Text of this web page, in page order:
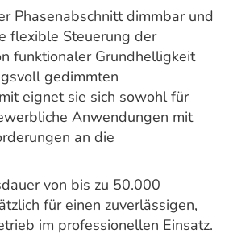
Phasenabschnitt dimmbar und
flexible Steuerung der
funktionaler Grundhelligkeit
gedimmten
eignet sie sich sowohl für
Anwendungen mit
an die
von bis zu 50.000
für einen zuverlässigen,
im professionellen Einsatz.